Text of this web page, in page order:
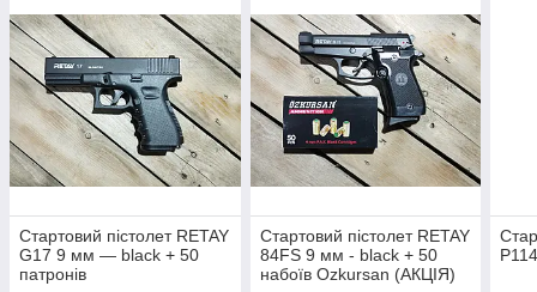
Стартовий пістолет RETAY
G17 9 мм — black + 50
патронів
Стартовий пістолет RETAY
84FS 9 мм - black + 50
набоїв Ozkursan (АКЦІЯ)